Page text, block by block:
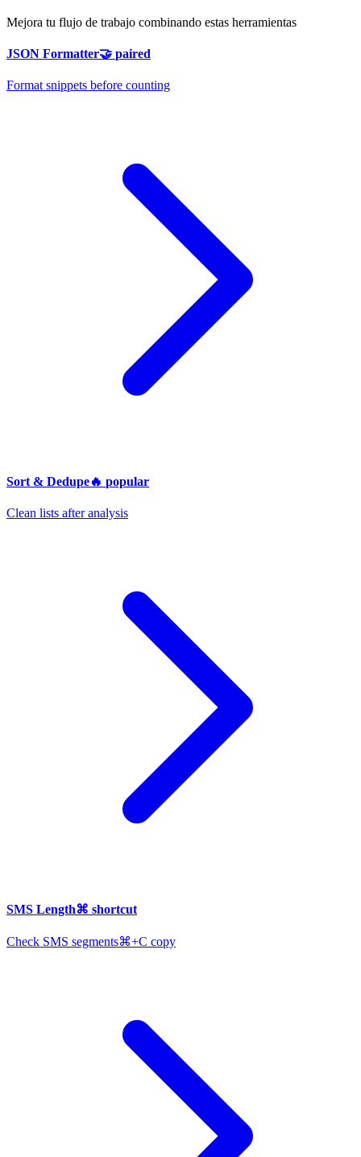
Mejora tu flujo de trabajo combinando estas herramientas
JSON Formatter🤝 paired
Format snippets before counting
Sort & Dedupe🔥 popular
Clean lists after analysis
SMS Length⌘ shortcut
Check SMS segments⌘+C copy